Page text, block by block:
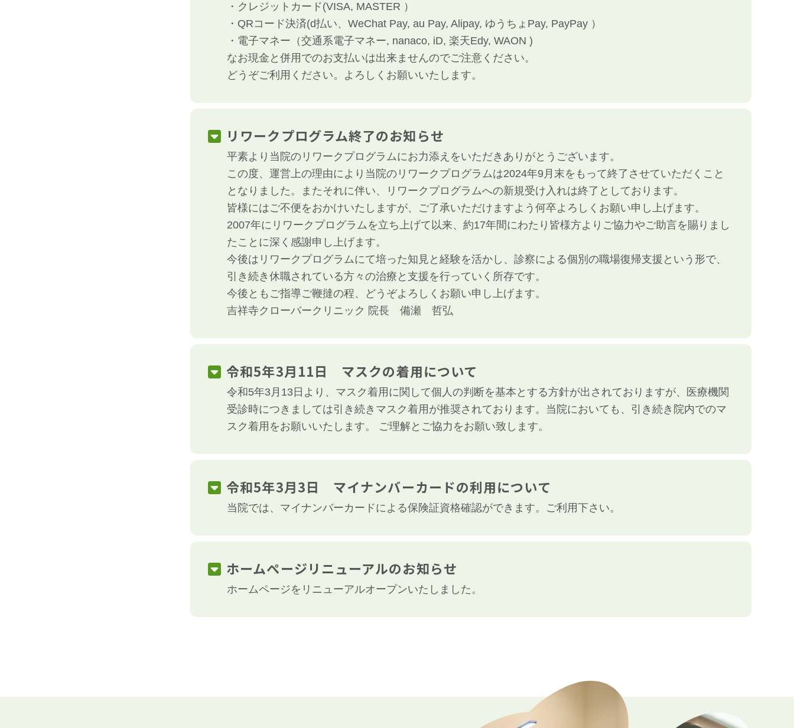
・クレジットカード(VISA, MASTER ）
・QRコード決済(d払い、WeChat Pay, au Pay, Alipay, ゆうちょPay, PayPay ）
・電子マネー（交通系電子マネー, nanaco, iD, 楽天Edy, WAON )
なお現金と併用でのお支払いは出来ませんのでご注意ください。
どうぞご利用ください。よろしくお願いいたします。
リワークプログラム終了のお知らせ
平素より当院のリワークプログラムにお力添えをいただきありがとうございます。
この度、運営上の理由により当院のリワークプログラムは2024年9月末をもって終了させていただくこと
となりました。またそれに伴い、リワークプログラムへの新規受け入れは終了としております。
皆様にはご不便をおかけいたしますが、ご了承いただけますよう何卒よろしくお願い申し上げます。
2007年にリワークプログラムを立ち上げて以来、約17年間にわたり皆様方よりご協力やご助言を賜りまし
たことに深く感謝申し上げます。
今後はリワークプログラムにて培った知見と経験を活かし、診察による個別の職場復帰支援という形で、
引き続き休職されている方々の治療と支援を行っていく所存です。
今後ともご指導ご鞭撻の程、どうぞよろしくお願い申し上げます。
吉祥寺クローバークリニック 院長 備瀬 哲弘
令和5年3月11日 マスクの着用について
令和5年3月13日より、マスク着用に関して個人の判断を基本とする方針が出されておりますが、医療機関
受診時につきましては引き続きマスク着用が推奨されております。当院においても、引き続き院内でのマ
スク着用をお願いいたします。 ご理解とご協力をお願い致します。
令和5年3月3日 マイナンバーカードの利用について
当院では、マイナンバーカードによる保険証資格確認ができます。ご利用下さい。
ホームぺージリニューアルのお知らせ
ホームページをリニューアルオープンいたしました。